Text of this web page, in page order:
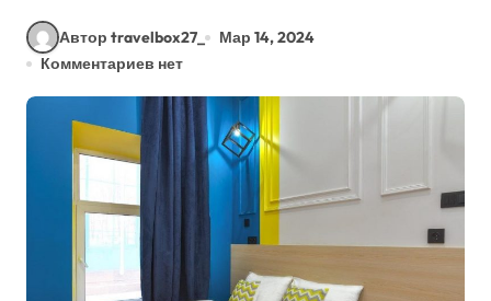
Автор travelbox27_
Мар 14, 2024
Комментариев нет